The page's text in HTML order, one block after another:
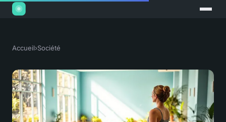
Accueil›Société